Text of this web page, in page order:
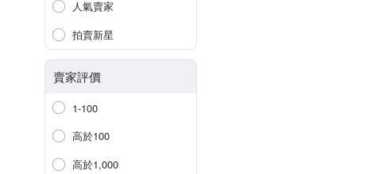
人氣賣家
拍賣新星
賣家評價
1-100
高於100
高於1,000